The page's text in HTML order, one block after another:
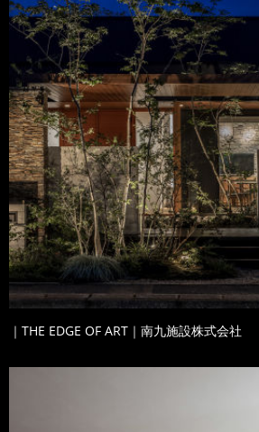
｜THE EDGE OF ART｜南九施設株式会社